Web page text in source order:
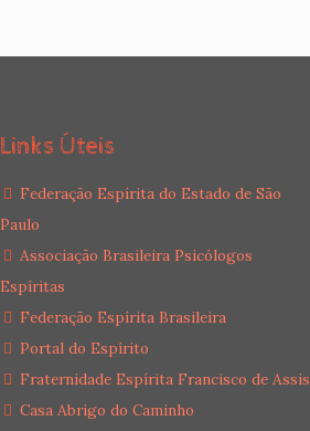
Links Úteis
Federação Espírita do Estado de São
Paulo
Associação Brasileira Psicólogos
Espíritas
Federação Espírita Brasileira
Portal do Espírito
Fraternidade Espírita Francisco de Assis
Casa Abrigo do Caminho